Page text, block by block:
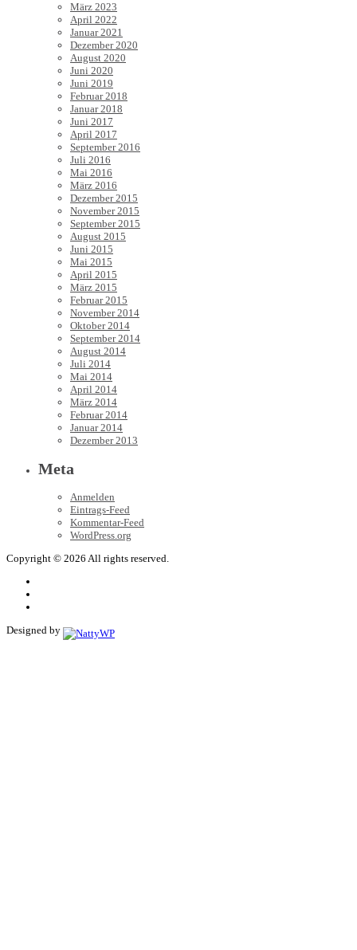
März 2023
April 2022
Januar 2021
Dezember 2020
August 2020
Juni 2020
Juni 2019
Februar 2018
Januar 2018
Juni 2017
April 2017
September 2016
Juli 2016
Mai 2016
März 2016
Dezember 2015
November 2015
September 2015
August 2015
Juni 2015
Mai 2015
April 2015
März 2015
Februar 2015
November 2014
Oktober 2014
September 2014
August 2014
Juli 2014
Mai 2014
April 2014
März 2014
Februar 2014
Januar 2014
Dezember 2013
Meta
Anmelden
Eintrags-Feed
Kommentar-Feed
WordPress.org
Copyright © 2026 All rights reserved.
Designed by